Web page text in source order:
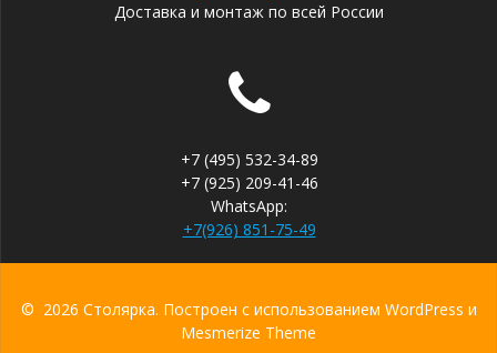
Доставка и монтаж по всей России
+7 (495) 532-34-89
+7 (925) 209-41-46
WhatsApp:
+7(926) 851-75-49
© 2026 Столярка. Построен с использованием WordPress и
Mesmerize Theme